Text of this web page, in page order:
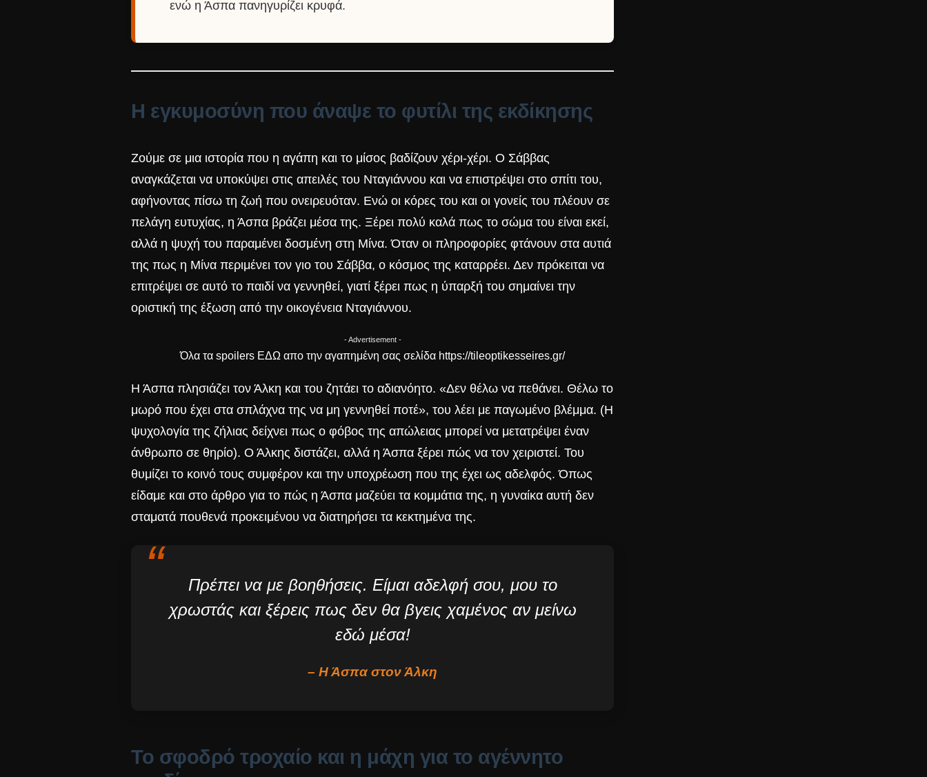
ενώ η Άσπα πανηγυρίζει κρυφά.
Η εγκυμοσύνη που άναψε το φυτίλι της εκδίκησης
Ζούμε σε μια ιστορία που η αγάπη και το μίσος βαδίζουν χέρι-χέρι. Ο Σάββας
αναγκάζεται να υποκύψει στις απειλές του Νταγιάννου και να επιστρέψει στο σπίτι του,
αφήνοντας πίσω τη ζωή που ονειρευόταν. Ενώ οι κόρες του και οι γονείς του πλέουν σε
πελάγη ευτυχίας, η Άσπα βράζει μέσα της. Ξέρει πολύ καλά πως το σώμα του είναι εκεί,
αλλά η ψυχή του παραμένει δοσμένη στη Μίνα. Όταν οι πληροφορίες φτάνουν στα αυτιά
της πως η Μίνα περιμένει τον γιο του Σάββα, ο κόσμος της καταρρέει. Δεν πρόκειται να
επιτρέψει σε αυτό το παιδί να γεννηθεί, γιατί ξέρει πως η ύπαρξή του σημαίνει την
οριστική της έξωση από την οικογένεια Νταγιάννου.
- Advertisement -
Όλα τα spoilers ΕΔΩ απο την αγαπημένη σας σελίδα https://tileoptikesseires.gr/
Η Άσπα πλησιάζει τον Άλκη και του ζητάει το αδιανόητο. «Δεν θέλω να πεθάνει. Θέλω το
μωρό που έχει στα σπλάχνα της να μη γεννηθεί ποτέ», του λέει με παγωμένο βλέμμα. (Η
ψυχολογία της ζήλιας δείχνει πως ο φόβος της απώλειας μπορεί να μετατρέψει έναν
άνθρωπο σε θηρίο). Ο Άλκης διστάζει, αλλά η Άσπα ξέρει πώς να τον χειριστεί. Του
θυμίζει το κοινό τους συμφέρον και την υποχρέωση που της έχει ως αδελφός. Όπως
είδαμε και στο άρθρο για το πώς η Άσπα μαζεύει τα κομμάτια της, η γυναίκα αυτή δεν
σταματά πουθενά προκειμένου να διατηρήσει τα κεκτημένα της.
“
Πρέπει να με βοηθήσεις. Είμαι αδελφή σου, μου το
χρωστάς και ξέρεις πως δεν θα βγεις χαμένος αν μείνω
εδώ μέσα!
– Η Άσπα στον Άλκη
Το σφοδρό τροχαίο και η μάχη για το αγέννητο